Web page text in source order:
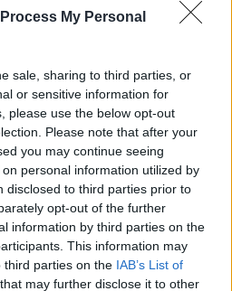
My Personal
sale, sharing to third parties, or
or sensitive information for
please use the below opt-out
Please note that after your
you may continue seeing
personal information utilized by
disclosed to third parties prior to
opt-out of the further
information by third parties on the
This information may
third parties on the IAB’s List of
that may further disclose it to other